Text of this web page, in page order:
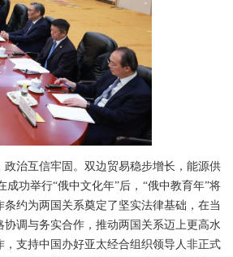
治互信牢固。双边贸易稳步增长，能源供
功举行“俄中文化年”后，“俄中教育年”将
约为两国关系奠定了坚实法律基础，在当
调与务实合作，推动两国关系迈上更高水
支持中国办好亚太经合组织领导人非正式